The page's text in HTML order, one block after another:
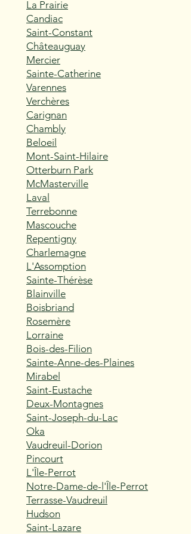
La Prairie
Candiac
Saint-Constant
Châteauguay
Mercier
Sainte-Catherine
Varennes
Verchères
Carignan
Chambly
Beloeil
Mont-Saint-Hilaire
Otterburn Park
McMasterville
Laval
Terrebonne
Mascouche
Repentigny
Charlemagne
L'Assomption
Sainte-Thérèse
Blainville
Boisbriand
Rosemère
Lorraine
Bois-des-Filion
Sainte-Anne-des-Plaines
Mirabel
Saint-Eustache
Deux-Montagnes
Saint-Joseph-du-Lac
Oka
Vaudreuil-Dorion
Pincourt
L'Île-Perrot
Notre-Dame-de-l'Île-Perrot
Terrasse-Vaudreuil
Hudson
Saint-Lazare